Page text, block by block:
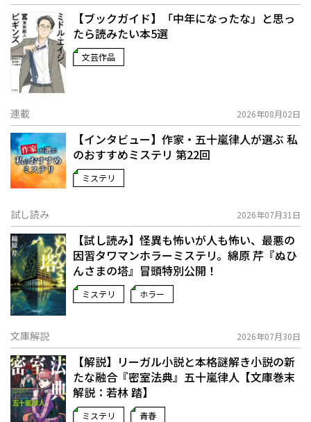
【ブックガイド】「中年になったな」と思っ
たら読みたい本5選
文芸作品
連載 2026年08月02日
【インタビュー】作家・五十嵐律人が選ぶ 私
のおすすめミステリ 第22回
ミステリ
試し読み 2026年07月31日
【試し読み】怪異も怖いが人も怖い、最悪の
因習タワマンホラーミステリ。綿原 芹『ぬひ
んさまの塔』冒頭特別公開！
ミステリ ホラー
文庫解説 2026年07月30日
【解説】リーガル小説と本格謎解き小説の新
たな融合――『密室法典』五十嵐律人【文庫巻末
解説：若林 踏】
ミステリ 青春